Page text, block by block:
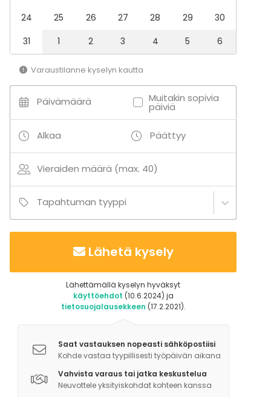
Hotelli
Luokkahuone
Konferenssikeskus
24
25 26 27 28 29
30
31
1 2 3 4 5 6
Varaustilanne kyselyn kautta
Päivämäärä Muitakin sopivia
päiviä
Alkaa Päättyy
Vieraiden määrä (max. 40)
Tapahtuman tyyppi
Lähetä kysely
Lähettämällä kyselyn hyväksyt
käyttöehdot (10.6.2024) ja
tietosuojalausekkeen (17.2.2021).
Saat vastauksen nopeasti sähköpostiisi
Kohde vastaa tyypillisesti työpäivän aikana
Vahvista varaus tai jatka keskustelua
Neuvottele yksityiskohdat kohteen kanssa